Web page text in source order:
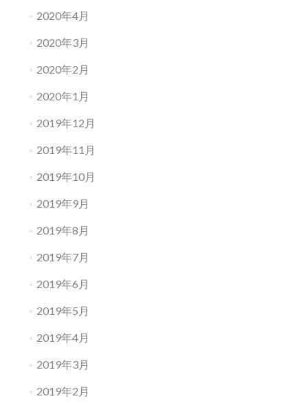
2020年4月
2020年3月
2020年2月
2020年1月
2019年12月
2019年11月
2019年10月
2019年9月
2019年8月
2019年7月
2019年6月
2019年5月
2019年4月
2019年3月
2019年2月